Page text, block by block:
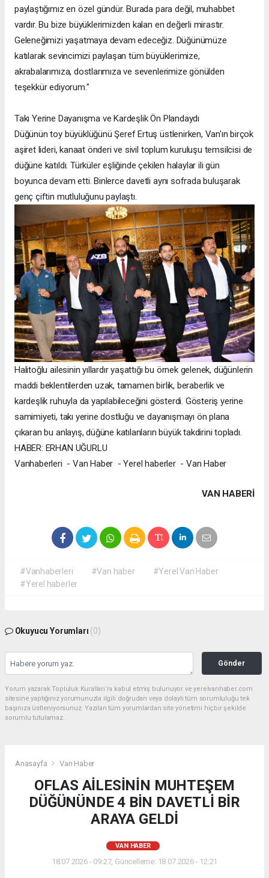
paylaştığımız en özel gündür. Burada para değil, muhabbet
vardır. Bu bize büyüklerimizden kalan en değerli mirastır.
Geleneğimizi yaşatmaya devam edeceğiz. Düğünümüze
katılarak sevincimizi paylaşan tüm büyüklerimize,
akrabalarımıza, dostlarımıza ve sevenlerimize gönülden
teşekkür ediyorum."
Takı Yerine Dayanışma ve Kardeşlik Ön Plandaydı
Düğünün toy büyüklüğünü Şeref Ertuş üstlenirken, Van'ın birçok
aşiret lideri, kanaat önderi ve sivil toplum kuruluşu temsilcisi de
düğüne katıldı. Türküler eşliğinde çekilen halaylar ili gün
boyunca devam etti. Binlerce davetli aynı sofrada buluşarak
genç çiftin mutluluğunu paylaştı.
Halitoğlu ailesinin yıllardır yaşattığı bu örnek gelenek, düğünlerin
maddi beklentilerden uzak, tamamen birlik, beraberlik ve
kardeşlik ruhuyla da yapılabileceğini gösterdi. Gösteriş yerine
samimiyeti, takı yerine dostluğu ve dayanışmayı ön plana
çıkaran bu anlayış, düğüne katılanların büyük takdirini topladı.
HABER: ERHAN UĞURLU
Vanhaberleri - Van Haber - Yerel haberler - Van Haber
VAN HABERİ
#Vanhaberleri #Van haber
#Yerel Van Haber
#Yerel haberler
Okuyucu Yorumları (0)
Gönder
Yorum yazarak Topluluk Kuralları’nı kabul etmiş bulunuyor ve yerelvanhaber.com
sitesine yaptığınız yorumunuzla ilgili doğrudan veya dolaylı tüm sorumluluğu tek
başınıza üstleniyorsunuz. Yazılan tüm yorumlardan site yönetimi hiçbir şekilde
sorumlu tutulamaz.
Anasayfa Van Haber
OFLAS AİLESİNİN MUHTEŞEM
DÜĞÜNÜNDE 4 BİN DAVETLİ BİR
ARAYA GELDİ
VAN HABER
18.07.2026 - 09:27, Güncelleme: 18.07.2026 - 12:21